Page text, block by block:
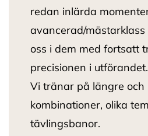
redan inlärda
avancerad/
oss i dem med fortsatt
precisionen i utförandet.
Vi tränar på längre och
kombinationer, olika
tävlingsbanor.